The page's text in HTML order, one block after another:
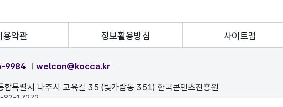
용약관 정보활용방침 사이트맵
9984 welcon@kocca.kr
특별시 나주시 교육길 35 (빛가람동 351) 한국콘텐츠진흥원
82-17272